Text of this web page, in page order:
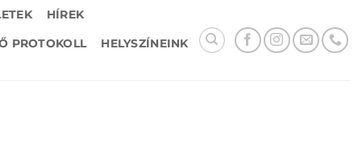
HÍREK
PROTOKOLL
HELYSZÍNEINK